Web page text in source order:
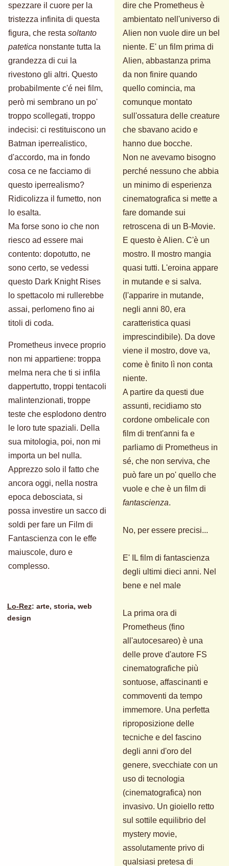
spezzare il cuore per la
tristezza infinita di questa
figura, che resta soltanto
patetica nonstante tutta la
grandezza di cui la
rivestono gli altri. Questo
probabilmente c'é nei film,
però mi sembrano un po'
troppo scollegati, troppo
indecisi: ci restituiscono un
Batman iperrealistico,
d'accordo, ma in fondo
cosa ce ne facciamo di
questo iperrealismo?
Ridicolizza il fumetto, non
lo esalta.
Ma forse sono io che non
riesco ad essere mai
contento: dopotutto, ne
sono certo, se vedessi
questo Dark Knight Rises
lo spettacolo mi rullerebbe
assai, perlomeno fino ai
titoli di coda.
Prometheus invece proprio
non mi appartiene: troppa
melma nera che ti si infila
dappertutto, troppi tentacoli
malintenzionati, troppe
teste che esplodono dentro
le loro tute spaziali. Della
sua mitologia, poi, non mi
importa un bel nulla.
Apprezzo solo il fatto che
ancora oggi, nella nostra
epoca debosciata, si
possa investire un sacco di
soldi per fare un Film di
Fantascienza con le effe
maiuscole, duro e
complesso.
Lo-Rez: arte, storia, web
design
dire che Prometheus è
ambientato nell'universo di
Alien non vuole dire un bel
niente. E' un film prima di
Alien, abbastanza prima
da non finire quando
quello comincia, ma
comunque montato
sull'ossatura delle creature
che sbavano acido e
hanno due bocche.
Non ne avevamo bisogno
perché nessuno che abbia
un minimo di esperienza
cinematografica si mette a
fare domande sui
retroscena di un B-Movie.
E questo è Alien. C'è un
mostro. Il mostro mangia
quasi tutti. L'eroina appare
in mutande e si salva.
(l'apparire in mutande,
negli anni 80, era
caratteristica quasi
imprescindibile). Da dove
viene il mostro, dove va,
come è finito lì non conta
niente.
A partire da questi due
assunti, recidiamo sto
cordone ombelicale con
film di trent'anni fa e
parliamo di Prometheus in
sé, che non serviva, che
può fare un po' quello che
vuole e che è un film di
fantascienza.
No, per essere precisi...
E' IL film di fantascienza
degli ultimi dieci anni. Nel
bene e nel male
La prima ora di
Prometheus (fino
all'autocesareo) è una
delle prove d'autore FS
cinematografiche più
sontuose, affascinanti e
commoventi da tempo
immemore. Una perfetta
riproposizione delle
tecniche e del fascino
degli anni d'oro del
genere, svecchiate con un
uso di tecnologia
(cinematografica) non
invasivo. Un gioiello retto
sul sottile equilibrio del
mystery movie,
assolutamente privo di
qualsiasi pretesa di